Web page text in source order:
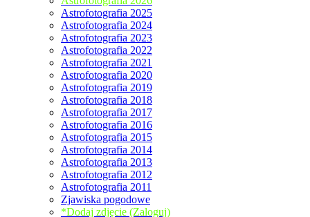
Astrofotografia 2025
Astrofotografia 2024
Astrofotografia 2023
Astrofotografia 2022
Astrofotografia 2021
Astrofotografia 2020
Astrofotografia 2019
Astrofotografia 2018
Astrofotografia 2017
Astrofotografia 2016
Astrofotografia 2015
Astrofotografia 2014
Astrofotografia 2013
Astrofotografia 2012
Astrofotografia 2011
Zjawiska pogodowe
*Dodaj zdjęcie (Zaloguj)